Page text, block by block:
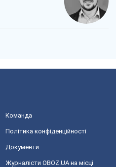
Команда
Політика конфіденційності
Документи
Журналісти OBOZ.UA на місці